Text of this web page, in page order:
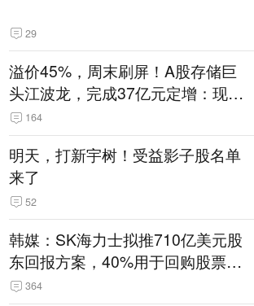
29
溢价45%，周末刷屏！A股存储巨
头江波龙，完成37亿元定增：现价
386.6元，定增价560元
164
明天，打新宇树！受益影子股名单
来了
52
韩媒：SK海力士拟推710亿美元股
东回报方案，40%用于回购股票，
相当于美股发行规模
364